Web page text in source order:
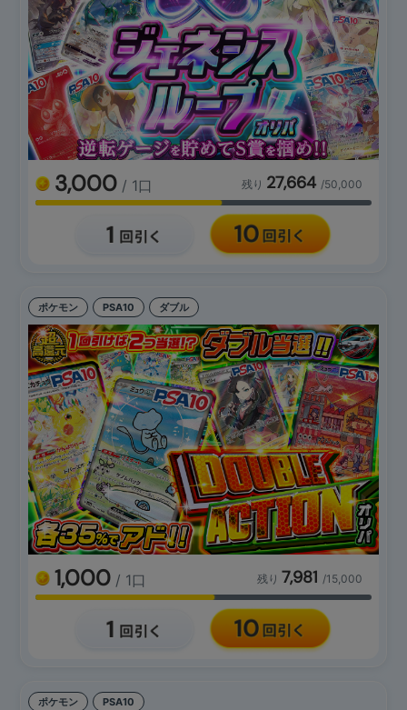
3,000 / 1口 残り 27,664 /50,000
ポケモン PSA10 ダブル
1,000 / 1口 残り 7,981 /15,000
ポケモン PSA10